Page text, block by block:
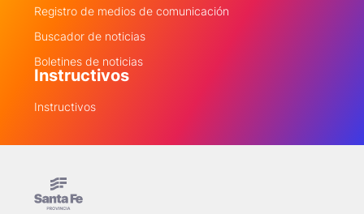
Registro de medios de comunicación
Buscador de noticias
Boletines de noticias
Instructivos
Instructivos